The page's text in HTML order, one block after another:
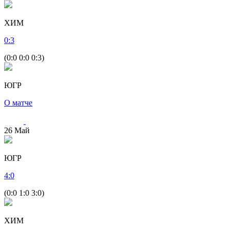
ХИМ
0:3
(0:0 0:0 0:3)
ЮГР
О матче
26 Май
ЮГР
4:0
(0:0 1:0 3:0)
ХИМ